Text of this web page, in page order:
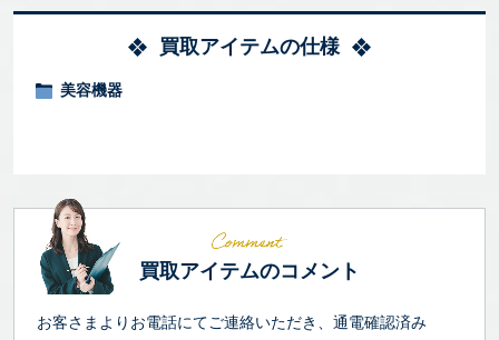
買取アイテムの仕様
美容機器
買取アイテムのコメント
お客さまよりお電話にてご連絡いただき、通電確認済み